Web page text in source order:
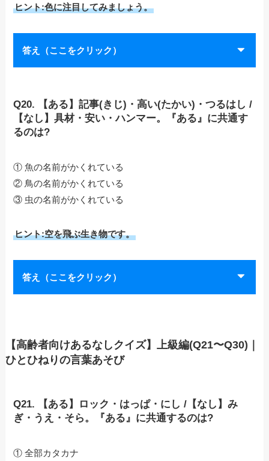
ヒント:色に注目してみましょう。
答え（ここをクリック）
Q20. 【ある】記事(きじ)・高い(たかい)・つるはし /
【なし】具材・安い・ハンマー。『ある』に共通す
るのは?
① 魚の名前がかくれている
② 鳥の名前がかくれている
③ 虫の名前がかくれている
ヒント:空を飛ぶ生き物です。
答え（ここをクリック）
【高齢者向けあるなしクイズ】上級編(Q21〜Q30)｜
ひとひねりの言葉あそび
Q21. 【ある】ロック・はっぱ・にし /【なし】み
ぎ・うえ・そら。『ある』に共通するのは?
① 全部カタカナ